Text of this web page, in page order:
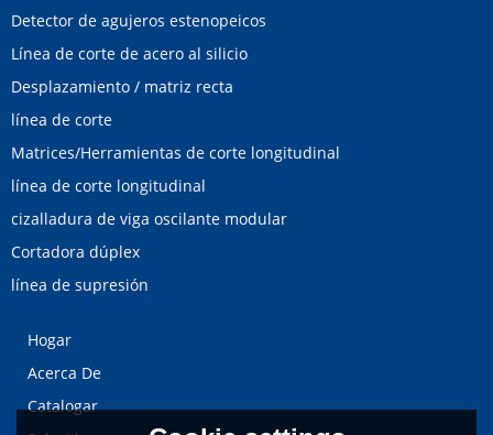
Detector de agujeros estenopeicos
Línea de corte de acero al silicio
Desplazamiento / matriz recta
línea de corte
Matrices/Herramientas de corte longitudinal
línea de corte longitudinal
cizalladura de viga oscilante modular
Cortadora dúplex
línea de supresión
Hogar
Acerca De
Catalogar